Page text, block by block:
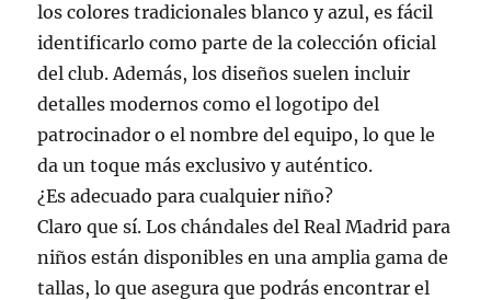
los colores tradicionales blanco y azul, es fácil
identificarlo como parte de la colección oficial
del club. Además, los diseños suelen incluir
detalles modernos como el logotipo del
patrocinador o el nombre del equipo, lo que le
da un toque más exclusivo y auténtico.
¿Es adecuado para cualquier niño?
Claro que sí. Los chándales del Real Madrid para
niños están disponibles en una amplia gama de
tallas, lo que asegura que podrás encontrar el